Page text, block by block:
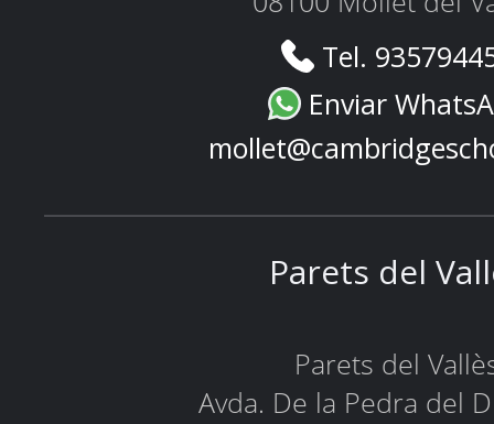
Tel.
Enviar
Parets del
Parets del
Avda. De la Pedra del